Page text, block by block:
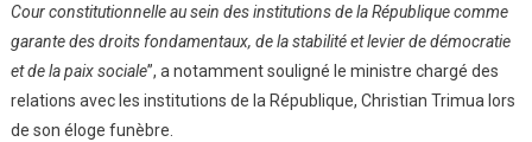
Cour constitutionnelle au sein des institutions de la République comme
garante des droits fondamentaux, de la stabilité et levier de démocratie
et de la paix sociale”, a notamment souligné le ministre chargé des
relations avec les institutions de la République, Christian Trimua lors
de son éloge funèbre.